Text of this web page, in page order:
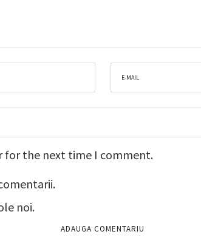
for the next time I comment.
noi.